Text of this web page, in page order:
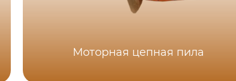
Моторная цепная пила